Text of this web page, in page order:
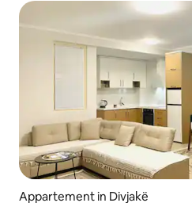
Appartement in Divjakë